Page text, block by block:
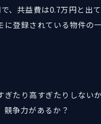
、共益費は0.7万円と出
に登録されている物件の
ぎたり高すぎたりしない
競争力があるか？